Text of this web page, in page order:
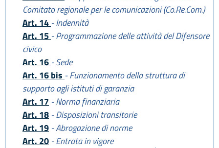
Comitato regionale per le comunicazioni (Co.Re.Com.)
Art. 14 - Indennità
Art. 15 - Programmazione delle attività del Difensore
civico
Art. 16 - Sede
Art. 16 bis - Funzionamento della struttura di
supporto agli istituti di garanzia
Art. 17 - Norma finanziaria
Art. 18 - Disposizioni transitorie
Art. 19 - Abrogazione di norme
Art. 20 - Entrata in vigore